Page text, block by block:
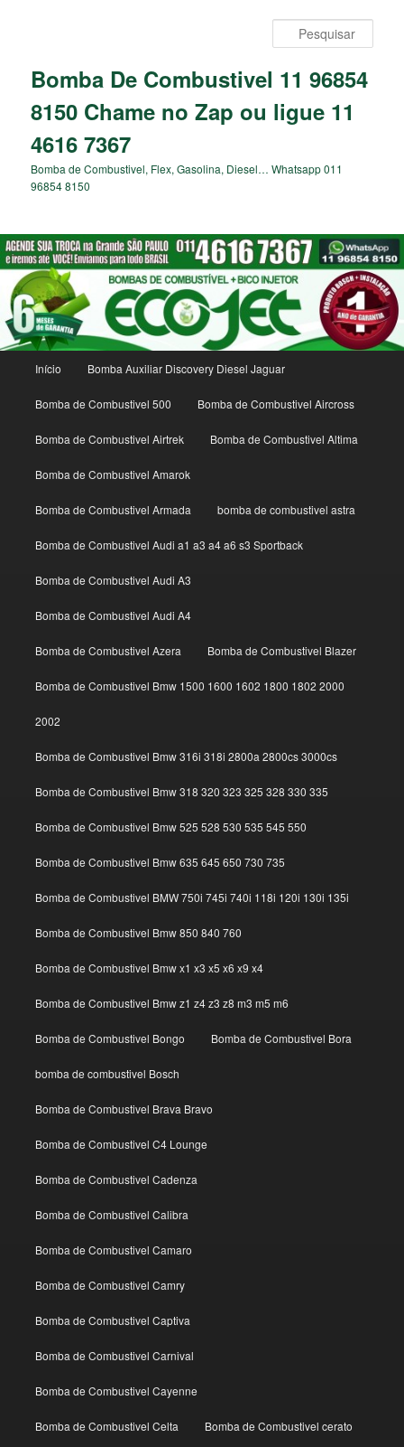
principalBomba De Combustivel 11 96854
8150 Chame no Zap ou ligue 11
4616 7367
Bomba de Combustivel, Flex, Gasolina, Diesel… Whatsapp 011
96854 8150
principal
Início Bomba Auxiliar Discovery Diesel Jaguar
Bomba de Combustivel 500 Bomba de Combustivel Aircross
Bomba de Combustivel Airtrek Bomba de Combustivel Altima
Bomba de Combustivel Amarok
Bomba de Combustivel Armada bomba de combustivel astra
Bomba de Combustivel Audi a1 a3 a4 a6 s3 Sportback
Bomba de Combustivel Audi A3
Bomba de Combustivel Audi A4
Bomba de Combustivel Azera Bomba de Combustivel Blazer
Bomba de Combustivel Bmw 1500 1600 1602 1800 1802 2000
2002
Bomba de Combustivel Bmw 316i 318i 2800a 2800cs 3000cs
Bomba de Combustivel Bmw 318 320 323 325 328 330 335
Bomba de Combustivel Bmw 525 528 530 535 545 550
Bomba de Combustivel Bmw 635 645 650 730 735
Bomba de Combustivel BMW 750i 745i 740i 118i 120i 130i 135i
Bomba de Combustivel Bmw 850 840 760
Bomba de Combustivel Bmw x1 x3 x5 x6 x9 x4
Bomba de Combustivel Bmw z1 z4 z3 z8 m3 m5 m6
Bomba de Combustivel Bongo Bomba de Combustivel Bora
bomba de combustivel Bosch
Bomba de Combustivel Brava Bravo
Bomba de Combustivel C4 Lounge
Bomba de Combustivel Cadenza
Bomba de Combustivel Calibra
Bomba de Combustivel Camaro
Bomba de Combustivel Camry
Bomba de Combustivel Captiva
Bomba de Combustivel Carnival
Bomba de Combustivel Cayenne
Bomba de Combustivel Celta Bomba de Combustivel cerato